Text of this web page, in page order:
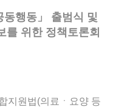
동행동」 출범식 및
를 위한 정책토론회
지원법(의료ㆍ요양 등